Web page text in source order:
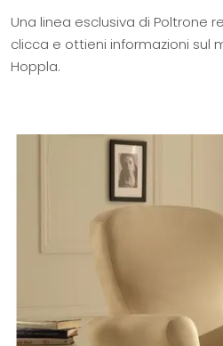
Una linea esclusiva di Poltrone
clicca e ottieni informazioni sul
Hoppla.